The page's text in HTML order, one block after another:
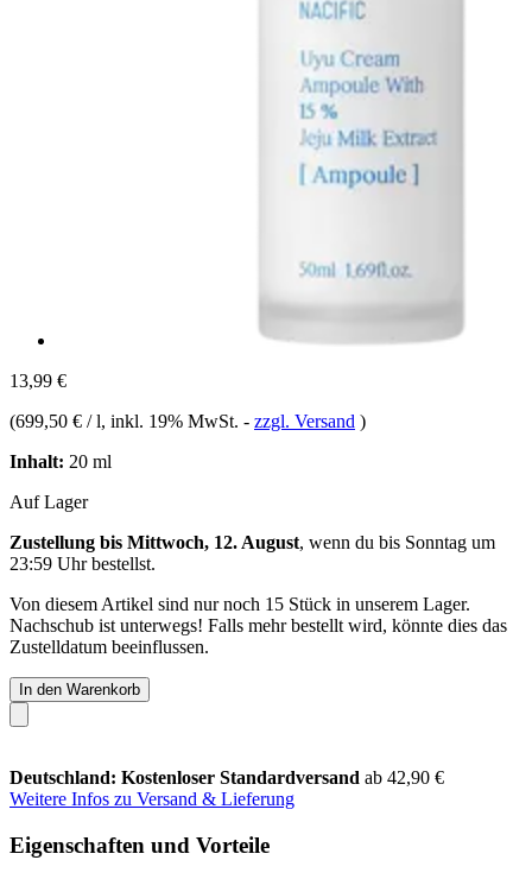
13,99 €
(699,50 € / l, inkl. 19% MwSt. - zzgl. Versand )
Inhalt: 20 ml
Auf Lager
Zustellung bis Mittwoch, 12. August, wenn du bis Sonntag um
23:59 Uhrbestellst.
Von diesem Artikel sind nur noch 15 Stück in unserem Lager.
Nachschub ist unterwegs! Falls mehr bestellt wird, könnte dies das
Zustelldatum beeinflussen.
In den Warenkorb
Deutschland: Kostenloser Standardversand ab 42,90 €
Weitere Infos zu Versand & Lieferung
Eigenschaften und Vorteile